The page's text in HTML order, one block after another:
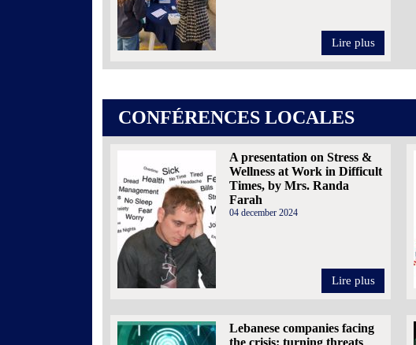
Lire plus
CONFÉRENCES LOCALES
A presentation on Stress &
Wellness at Work in Difficult
Times, by Mrs. Randa
Farah
04 december 2024
Lire plus
Lebanese companies facing
the crisis: turning threats